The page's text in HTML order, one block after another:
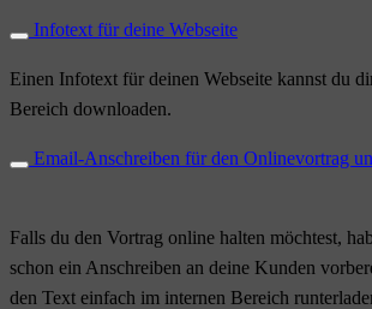
Infotext für deine Webseite
Einen Infotext für deinen Webseite kannst du
Bereich downloaden.
Email-Anschreiben für den Onlinevortrag
Falls du den Vortrag online halten möchtest,
schon ein Anschreiben an deine Kunden
den Text einfach im internen Bereich